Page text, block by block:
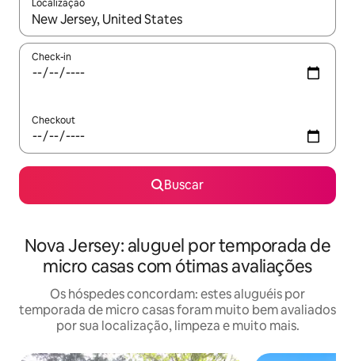
Localização
Quando os resultados estiverem disponíveis, explore-os
Check-in
Checkout
Buscar
Nova Jersey: aluguel por temporada de
micro casas com ótimas avaliações
Os hóspedes concordam: estes aluguéis por
temporada de micro casas foram muito bem avaliados
por sua localização, limpeza e muito mais.